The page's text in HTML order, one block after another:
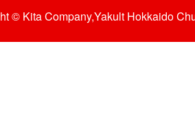
© Kita Company,Yakult Hokkaido